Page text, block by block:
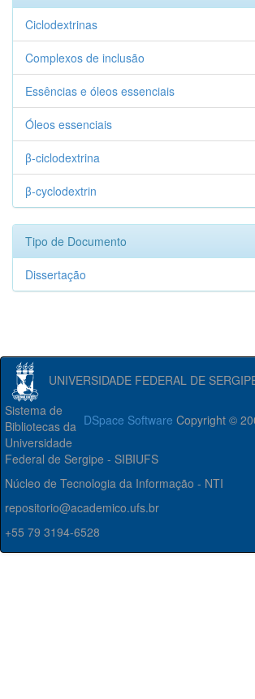
Ciclodextrinas
Complexos de inclusão
Essências e óleos essenciais
Óleos essenciais
β-ciclodextrina
β-cyclodextrin
Tipo de Documento
Dissertação
UNIVERSIDADE FEDERAL DE
DSpace Software Copyright ©
Sistema de
Bibliotecas da
Universidade
Federal de Sergipe - SIBIUFS
Núcleo de Tecnologia da Informação - NTI
repositorio@academico.ufs.br
+55 79 3194-6528